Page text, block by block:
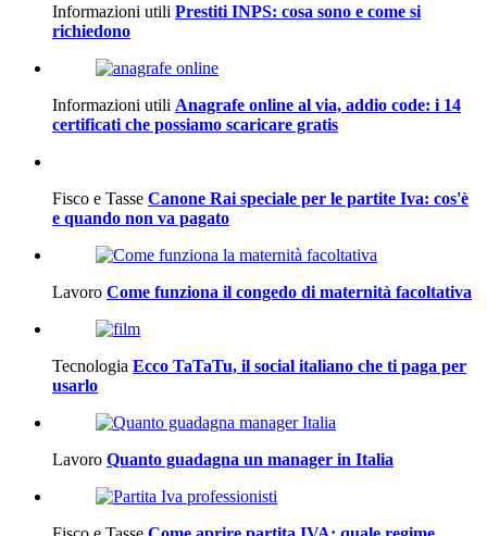
Informazioni utili Prestiti INPS: cosa sono e come si
richiedono
Informazioni utili Anagrafe online al via, addio code: i 14
certificati che possiamo scaricare gratis
Fisco e Tasse Canone Rai speciale per le partite Iva: cos'è
e quando non va pagato
Lavoro Come funziona il congedo di maternità facoltativa
Tecnologia Ecco TaTaTu, il social italiano che ti paga per
usarlo
Lavoro Quanto guadagna un manager in Italia